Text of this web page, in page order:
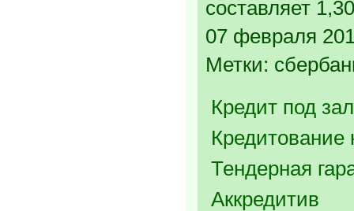
составляет
07 февраля
Метки:
Кредит под
Тендерная
Аккредитив